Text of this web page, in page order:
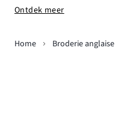
Ontdek meer
Home Broderie anglaise